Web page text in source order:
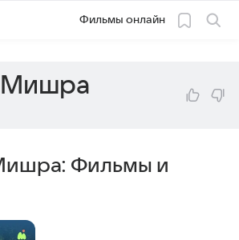
Фильмы онлайн
Фильмы и